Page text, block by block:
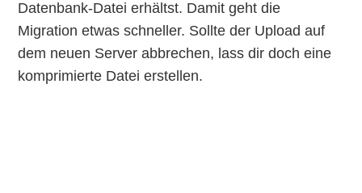
Datenbank-Datei erhältst. Damit geht die
Migration etwas schneller. Sollte der Upload auf
dem neuen Server abbrechen, lass dir doch eine
komprimierte Datei erstellen.